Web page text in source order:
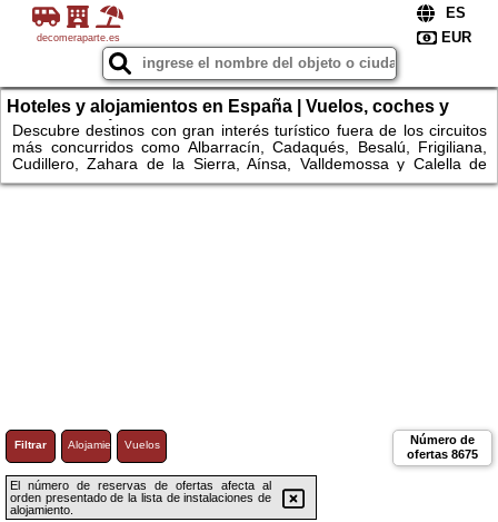
decomeraparte.es
Hoteles y alojamientos en España | Vuelos, coches y
escapadas únicas
Descubre destinos con gran interés turístico fuera de los circuitos
más concurridos como Albarracín, Cadaqués, Besalú, Frigiliana,
Cudillero, Zahara de la Sierra, Aínsa, Valldemossa y Calella de
Palafrugell. Explora espacios naturales como el Parque Nacional
Filtrar AlojamientoVuelos
Número de
ofertas 8675
El número de reservas de ofertas afecta al
orden presentado de la lista de instalaciones de
alojamiento.